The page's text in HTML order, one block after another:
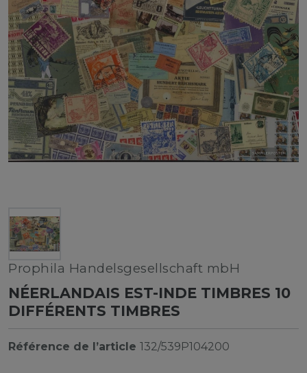
Prophila Handelsgesellschaft mbH
NÉERLANDAIS EST-INDE TIMBRES 10
DIFFÉRENTS TIMBRES
Référence de l’article 132/539P104200